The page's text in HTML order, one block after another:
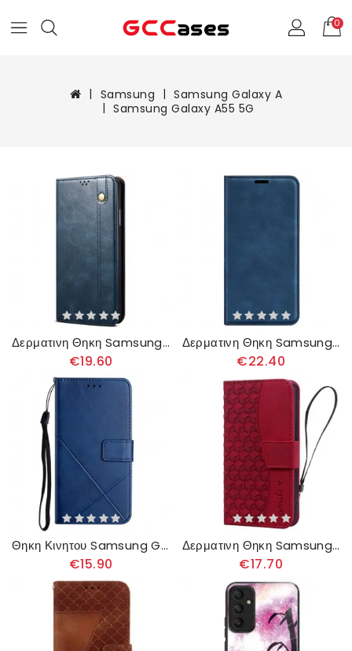
0
Samsung
Samsung Galaxy A
Samsung Galaxy A55 5G
Δερματινη Θηκη Samsung Galaxy A55 5g Κερωμένο Απομιμητικό Δέρμα
€19.60
Δερματινη Θηκη Samsung Galaxy A55 5g Κλασικό Σιλικόνης
€22.40
Θηκη Κινητου Samsung Galaxy A55 5g Γραμμές Με Λουράκι
€15.90
Δερματινη Θηκη Samsung Galaxy A55 5g Smile Diamonds Με Λουράκι
€17.70